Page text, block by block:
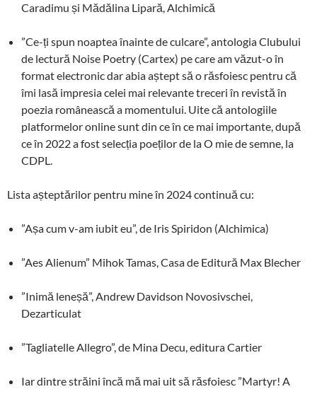
Caradimu și Mădălina Lipară, Alchimică
”Ce-ți spun noaptea înainte de culcare”, antologia Clubului
de lectură Noise Poetry (Cartex) pe care am văzut-o în
format electronic dar abia aștept să o răsfoiesc pentru că
îmi lasă impresia celei mai relevante treceri în revistă în
poezia românească a momentului. Uite că antologiile
platformelor online sunt din ce în ce mai importante, după
ce în 2022 a fost selecția poeților de la O mie de semne, la
CDPL.
Lista așteptărilor pentru mine în 2024 continuă cu:
”Așa cum v-am iubit eu”, de Iris Spiridon (Alchimica)
”Aes Alienum” Mihok Tamas, Casa de Editură Max Blecher
”Inimă leneșă”, Andrew Davidson Novosivschei,
Dezarticulat
”Tagliatelle Allegro”, de Mina Decu, editura Cartier
Iar dintre străini încă mă mai uit să răsfoiesc ”Martyr! A